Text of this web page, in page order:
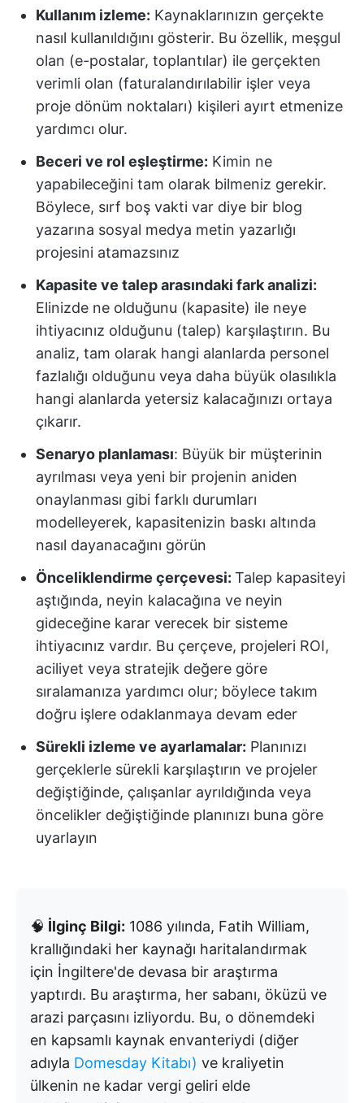
Kullanım izleme: Kaynaklarınızın gerçekte
nasıl kullanıldığını gösterir. Bu özellik, meşgul
olan (e-postalar, toplantılar) ile gerçekten
verimli olan (faturalandırılabilir işler veya
proje dönüm noktaları) kişileri ayırt etmenize
yardımcı olur.
Beceri ve rol eşleştirme: Kimin ne
yapabileceğini tam olarak bilmeniz gerekir.
Böylece, sırf boş vakti var diye bir blog
yazarına sosyal medya metin yazarlığı
projesini atamazsınız
Kapasite ve talep arasındaki fark analizi:
Elinizde ne olduğunu (kapasite) ile neye
ihtiyacınız olduğunu (talep) karşılaştırın. Bu
analiz, tam olarak hangi alanlarda personel
fazlalığı olduğunu veya daha büyük olasılıkla
hangi alanlarda yetersiz kalacağınızı ortaya
çıkarır.
Senaryo planlaması: Büyük bir müşterinin
ayrılması veya yeni bir projenin aniden
onaylanması gibi farklı durumları
modelleyerek, kapasitenizin baskı altında
nasıl dayanacağını görün
Önceliklendirme çerçevesi: Talep kapasiteyi
aştığında, neyin kalacağına ve neyin
gideceğine karar verecek bir sisteme
ihtiyacınız vardır. Bu çerçeve, projeleri ROI,
aciliyet veya stratejik değere göre
sıralamanıza yardımcı olur; böylece takım
doğru işlere odaklanmaya devam eder
Sürekli izleme ve ayarlamalar: Planınızı
gerçeklerle sürekli karşılaştırın ve projeler
değiştiğinde, çalışanlar ayrıldığında veya
öncelikler değiştiğinde planınızı buna göre
uyarlayın
🧠 İlginç Bilgi: 1086 yılında, Fatih William,
krallığındaki her kaynağı haritalandırmak
için İngiltere'de devasa bir araştırma
yaptırdı. Bu araştırma, her sabanı, öküzü ve
arazi parçasını izliyordu. Bu, o dönemdeki
en kapsamlı kaynak envanteriydi (diğer
adıyla Domesday Kitabı) ve kraliyetin
ülkenin ne kadar vergi geliri elde